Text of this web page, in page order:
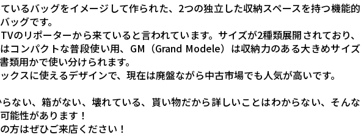
いるバッグをイメージして作られた、2つの独立した収納スペースを持つ機能的
ッグです。
のリポーターから来ていると言われています。サイズが2種類展開されており、
コンパクトな普段使い用、GM（Grand Modele）は収納力のある大きめサイズ
類用かで使い分けられます。
クスに使えるデザインで、現在は廃盤ながら中古市場でも人気が高いです。
ない、箱がない、壊れている、貰い物だから詳しいことはわからない、そんな
能性があります！
方はぜひご来店ください！